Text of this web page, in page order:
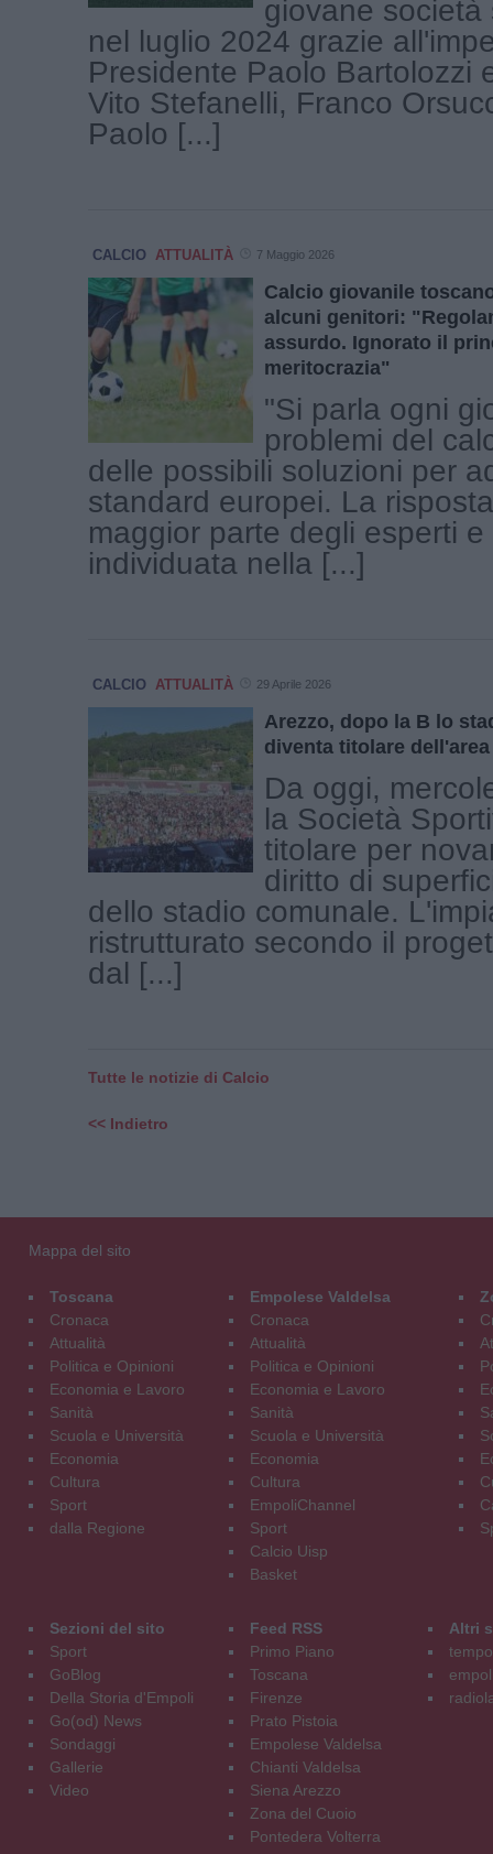
giovane società
nel luglio 2024 grazie
Presidente Paolo Bartolozzi
Vito Stefanelli, Franco
Paolo [...]
CALCIO ATTUALITÀ 7 Maggio 2026
Calcio giovanile
alcuni genitori:
assurdo. Ignorato il
meritocrazia"
"Si parla ogni
problemi del
delle possibili soluzioni per
standard europei. La
maggior parte degli esperti
individuata nella [...]
CALCIO ATTUALITÀ 29 Aprile 2026
Arezzo, dopo la B lo
diventa titolare
Da oggi,
la Società
titolare per
diritto di
dello stadio comunale.
ristrutturato secondo il
dal [...]
Tutte le notizie di Calcio
<< Indietro
Mappa del sito
Toscana
Cronaca
Attualità
Politica e Opinioni
Economia e Lavoro
Sanità
Scuola e Università
Economia
Cultura
Sport
dalla Regione
Empolese Valdelsa
Cronaca
Attualità
Politica e Opinioni
Economia e Lavoro
Sanità
Scuola e Università
Economia
Cultura
EmpoliChannel
Sport
Calcio Uisp
Basket
Sezioni del sito
Sport
GoBlog
Della Storia d'Empoli
Go(od) News
Sondaggi
Gallerie
Video
Feed RSS
Primo Piano
Toscana
Firenze
Prato Pistoia
Empolese Valdelsa
Chianti Valdelsa
Siena Arezzo
Zona del Cuoio
Pontedera Volterra
Altri